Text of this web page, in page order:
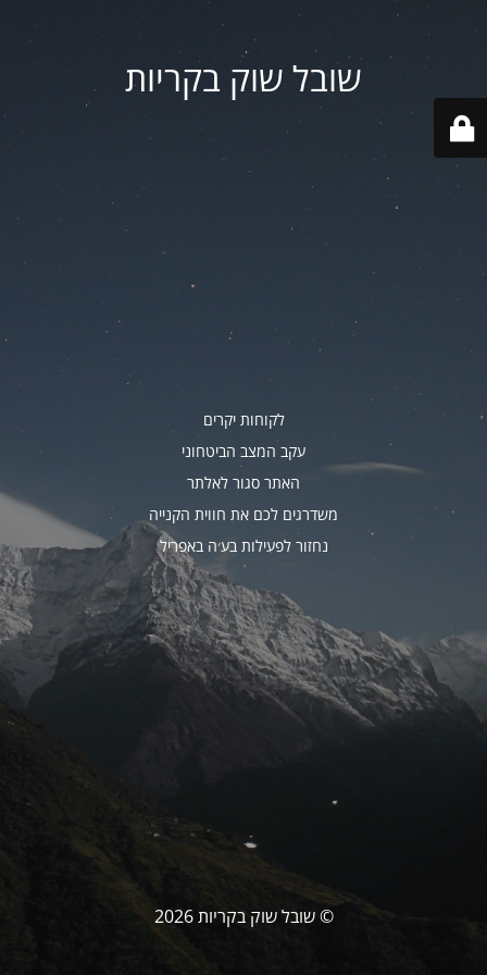
שובל שוק בקריות
לקוחות יקרים
עקב המצב הביטחוני
האתר סגור לאלתר
משדרגים לכם את חווית הקנייה
נחזור לפעילות בע׳ה באפריל
© שובל שוק בקריות 2026